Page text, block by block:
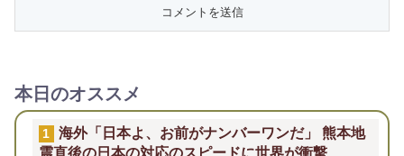
本日のオススメ
1
海外「日本よ、お前がナンバーワンだ」 熊本地